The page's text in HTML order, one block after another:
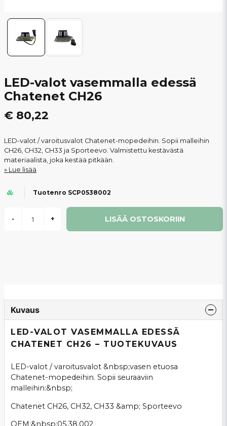
LED-valot vasemmalla edessä
Chatenet CH26
€ 80,22
LED-valot / varoitusvalot Chatenet-mopedeihin. Sopii malleihin
CH26, CH32, CH33 ja Sporteevo. Valmistettu kestävästä
materiaalista, joka kestää pitkään.
Lue lisää
Tuotenro SCP0538002
- + LISÄÄ OSTOSKORIIN
Kuvaus
LED-VALOT VASEMMALLA EDESSÄ
CHATENET CH26 – TUOTEKUVAUS
LED-valot / varoitusvalot &nbsp;vasen etuosa
Chatenet-mopedeihin. Sopii seuraaviin
malleihin:&nbsp;
Chatenet CH26, CH32, CH33 &amp; Sporteevo
OEM:&nbsp;05.38.002